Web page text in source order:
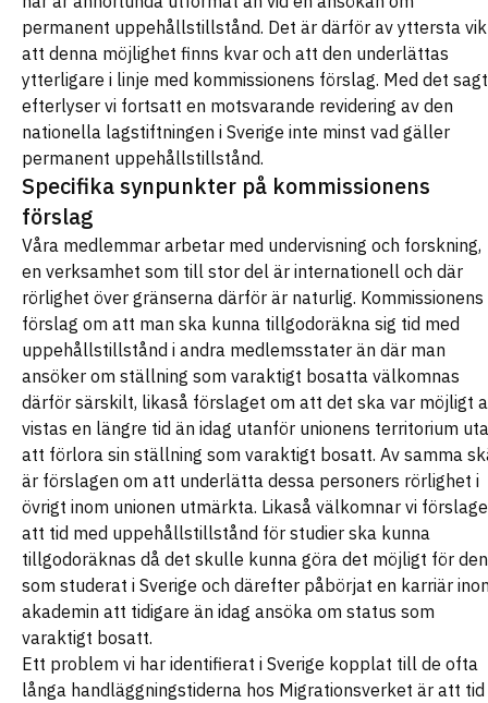
permanent uppehållstillstånd. Det är därför av yttersta
att denna möjlighet finns kvar och att den underlättas
ytterligare i linje med kommissionens förslag. Med det sagt
efterlyser vi fortsatt en motsvarande revidering av den
nationella lagstiftningen i Sverige inte minst vad gäller
permanent uppehållstillstånd.
Specifika synpunkter på kommissionens
förslag
Våra medlemmar arbetar med undervisning och forskning,
en verksamhet som till stor del är internationell och där
rörlighet över gränserna därför är naturlig. Kommissionens
förslag om att man ska kunna tillgodoräkna sig tid med
uppehållstillstånd i andra medlemsstater än där man
ansöker om ställning som varaktigt bosatta välkomnas
därför särskilt, likaså förslaget om att det ska var möjligt
vistas en längre tid än idag utanför unionens territorium
att förlora sin ställning som varaktigt bosatt. Av samma
är förslagen om att underlätta dessa personers rörlighet i
övrigt inom unionen utmärkta. Likaså välkomnar vi
att tid med uppehållstillstånd för studier ska kunna
tillgodoräknas då det skulle kunna göra det möjligt för den
som studerat i Sverige och därefter påbörjat en karriär
akademin att tidigare än idag ansöka om status som
varaktigt bosatt.
Ett problem vi har identifierat i Sverige kopplat till de ofta
långa handläggningstiderna hos Migrationsverket är att tid